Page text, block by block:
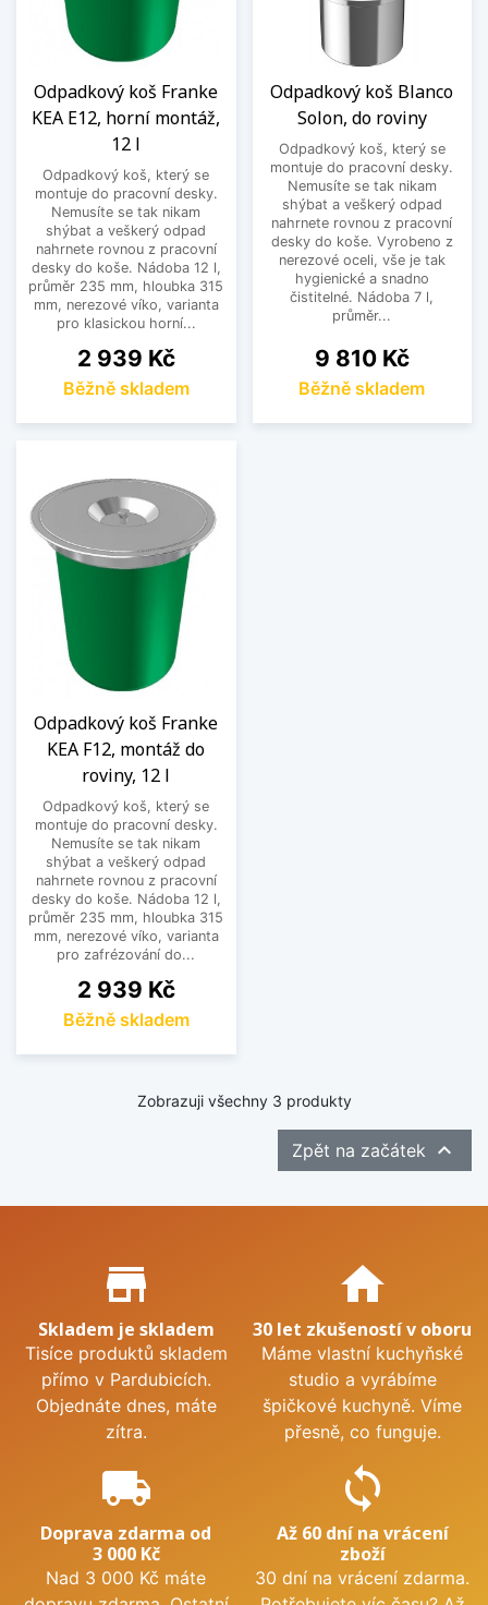
Odpadkový koš Franke
KEA E12, horní montáž,
12 l
Odpadkový koš, který se
montuje do pracovní desky.
Nemusíte se tak nikam
shýbat a veškerý odpad
nahrnete rovnou z pracovní
desky do koše. Nádoba 12 l,
průměr 235 mm, hloubka 315
mm, nerezové víko, varianta
pro klasickou horní...
Cena
2 939 Kč
Běžně skladem
Odpadkový koš Blanco
Solon, do roviny
Odpadkový koš, který se
montuje do pracovní desky.
Nemusíte se tak nikam
shýbat a veškerý odpad
nahrnete rovnou z pracovní
desky do koše. Vyrobeno z
nerezové oceli, vše je tak
hygienické a snadno
čistitelné. Nádoba 7 l,
průměr...
Cena
9 810 Kč
Běžně skladem
Odpadkový koš Franke
KEA F12, montáž do
roviny, 12 l
Odpadkový koš, který se
montuje do pracovní desky.
Nemusíte se tak nikam
shýbat a veškerý odpad
nahrnete rovnou z pracovní
desky do koše. Nádoba 12 l,
průměr 235 mm, hloubka 315
mm, nerezové víko, varianta
pro zafrézování do...
Cena
2 939 Kč
Běžně skladem
Zobrazuji všechny 3 produkty
Zpět na začátek 
Proč nakupovat u nás?
store_mall_directory
Skladem je skladem
Tisíce produktů skladem
přímo v Pardubicích.
Objednáte dnes, máte
zítra.
home
30 let zkušeností v oboru
Máme vlastní kuchyňské
studio a vyrábíme
špičkové kuchyně. Víme
přesně, co funguje.
local_shipping
Doprava zdarma od
3 000 Kč
Nad 3 000 Kč máte
sync
Až 60 dní na vrácení
zboží
30 dní na vrácení zdarma.